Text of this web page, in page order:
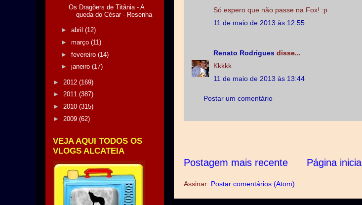
Só espero que não passe na Fox! :p
11 de maio de 2013 às 12:55
Renato Rodrigues disse...
Kkkkk
11 de maio de 2013 às 13:44
Postar um comentário
Postagem mais recente Página inicial
Assinar: Postar comentários (Atom)
Os Dragõers de Titânia - A
queda do César - Resenha
► abril (12)
► março (11)
► fevereiro (14)
► janeiro (17)
► 2012 (169)
► 2011 (387)
► 2010 (315)
► 2009 (62)
VEJA AQUI TODOS OS
VLOGS ALCATEIA